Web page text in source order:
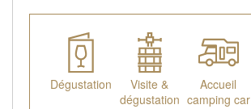
Dégustation
Visite &
dégustation
Accueil
camping car